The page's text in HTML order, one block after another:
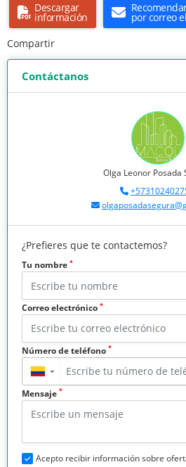
Descargar
información
por correo
Compartir
Contáctanos
Olga Leonor Posada
¿Prefieres que te contactemos?
Tu nombre *
Correo electrónico *
Número de teléfono *
▼
Mensaje *
Acepto recibir información sobre